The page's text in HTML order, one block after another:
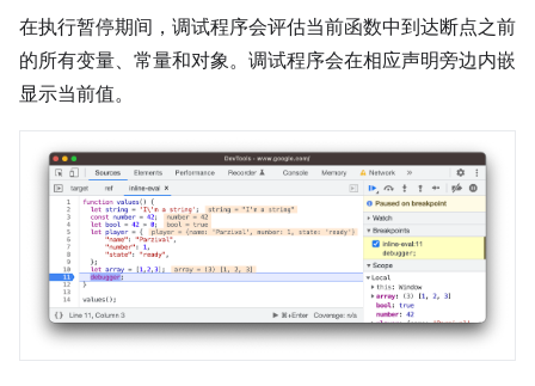
在执行暂停期间，调试程序会评估当前函数中到达断点之前
的所有变量、常量和对象。调试程序会在相应声明旁边内嵌
显示当前值。